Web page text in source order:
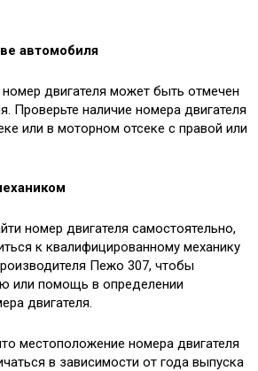
автомобиля
двигателя может быть отмечен
Проверьте наличие номера двигателя
или в моторном отсеке с правой или
номер двигателя самостоятельно,
к квалифицированному механику
Пежо 307, чтобы
или помощь в определении
двигателя.
местоположение номера двигателя
в зависимости от года выпуска